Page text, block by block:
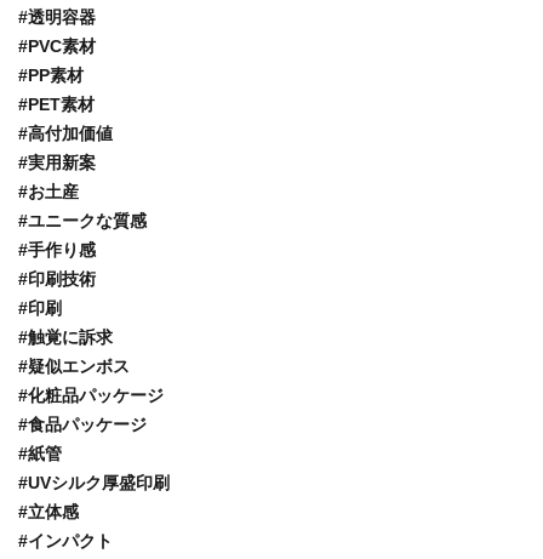
#透明容器
#PVC素材
#PP素材
#PET素材
#高付加価値
#実用新案
#お土産
#ユニークな質感
#手作り感
#印刷技術
#印刷
#触覚に訴求
#疑似エンボス
#化粧品パッケージ
#食品パッケージ
#紙管
#UVシルク厚盛印刷
#立体感
#インパクト